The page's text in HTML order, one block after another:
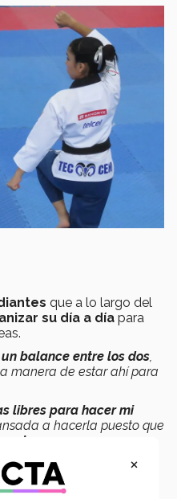
que a lo largo del
su día a día para
balance entre los dos,
manera de estar ahí para
libres para hacer mi
a hacerla puesto que
derealizar las
día con día”
×